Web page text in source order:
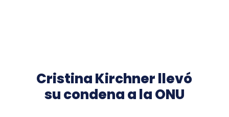
Cristina Kirchner llevó
su condena a la ONU